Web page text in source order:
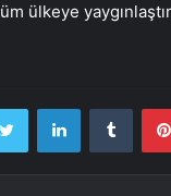
ülkeye
Twitter LinkedIn